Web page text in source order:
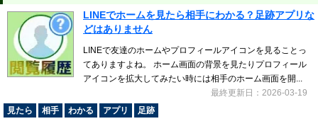
LINEでホームを見たら相手にわかる？足跡アプリな
どはありません
LINEで友達のホームやプロフィールアイコンを見ることっ
てありますよね。 ホーム画面の背景を見たりプロフィール
アイコンを拡大してみたい時には相手のホーム画面を開...
最終更新日：2026-03-19
見たら
相手 わかる アプリ 足跡